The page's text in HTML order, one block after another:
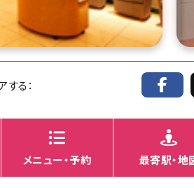
する：
メニュー・予約 最寄駅・地